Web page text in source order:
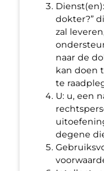
dokter?”
zal
naar de
kan doen
te
U: u, een
degene